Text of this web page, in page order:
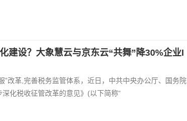
建设？大象慧云与京东云“共舞”降30%企业I
”改革,完善税务监管体系，近日，中共中央办公厅、国务院
化税收征管改革的意见》(以下简称“